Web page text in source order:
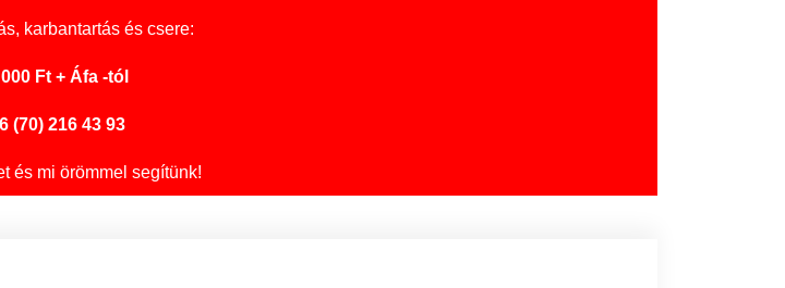
, karbantartás és csere:
Ft + Áfa -tól
(70) 216 43 93
és mi örömmel segítünk!